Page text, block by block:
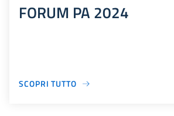
FORUM PA 2024
SCOPRI TUTTO